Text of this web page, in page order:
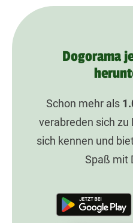
Dogorama
Schon mehr als
verabreden sich
sich kennen und
Spaß mit